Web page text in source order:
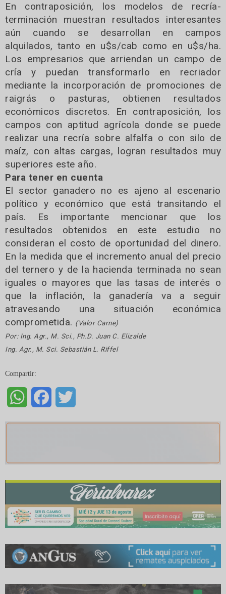
En contraposición, los modelos de recría-
terminación muestran resultados interesantes
aún cuando se desarrollan en campos
alquilados, tanto en u$s/cab como en u$s/ha.
Los empresarios que arriendan un campo de
cría y puedan transformarlo en recriador
mediante la incorporación de promociones de
raigrás o pasturas, obtienen resultados
económicos discretos. En contraposición, los
campos con aptitud agrícola donde se puede
realizar una recría sobre alfalfa o con silo de
maíz, con altas cargas, logran resultados muy
superiores este año.
Para tener en cuenta
El sector ganadero no es ajeno al escenario
político y económico que está transitando el
país. Es importante mencionar que los
resultados obtenidos en este estudio no
consideran el costo de oportunidad del dinero.
En la medida que el incremento anual del precio
del ternero y de la hacienda terminada no sean
iguales o mayores que las tasas de interés o
que la inflación, la ganadería va a seguir
atravesando una situación económica
comprometida. (Valor Carne)
Por: Ing. Agr., M. Sci., Ph.D. Juan C. Elizalde
Ing. Agr., M. Sci. Sebastián L. Riffel
Compartir:
WhatsAppFacebook